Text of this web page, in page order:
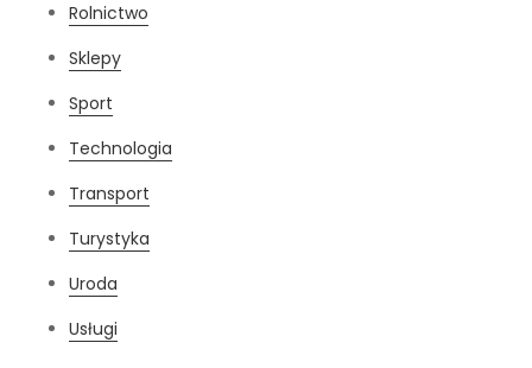
Rolnictwo
Sklepy
Sport
Technologia
Transport
Turystyka
Uroda
Usługi